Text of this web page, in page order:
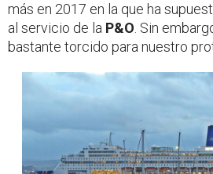
más en 2017 en la que ha
al servicio de la P&O. Sin
bastante torcido para nuestro